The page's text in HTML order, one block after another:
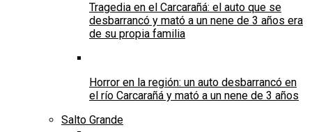
Tragedia en el Carcarañá: el auto que se
desbarrancó y mató a un nene de 3 años era
de su propia familia
Horror en la región: un auto desbarrancó en
el río Carcarañá y mató a un nene de 3 años
Salto Grande